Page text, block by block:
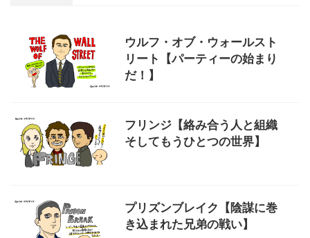
ウルフ・オブ・ウォールスト
リート【パーティーの始まり
だ！】
フリンジ【絡み合う人と組織
そしてもうひとつの世界】
プリズンブレイク【陰謀に巻
き込まれた兄弟の戦い】